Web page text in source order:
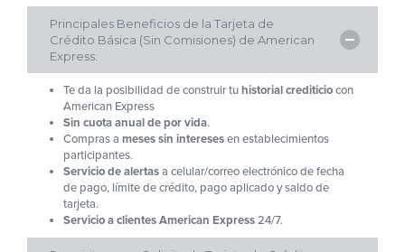
Principales Beneficios de la Tarjeta de
Crédito Básica (Sin Comisiones) de American
Express:
Te da la posibilidad de construir tuhistorial crediticiocon
American Express
Sin cuota anual de por vida.
Compras a meses sin interesesen establecimientos
participantes.
Servicio de alertasa celular/correo electrónico de fecha
de pago, límite de crédito, pago aplicado y saldo de
tarjeta.
Servicio a clientes American Express24/7.